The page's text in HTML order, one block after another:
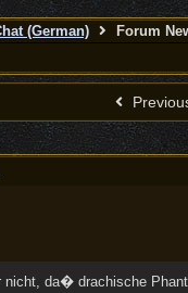
(German) Forum
nicht, da� drachische